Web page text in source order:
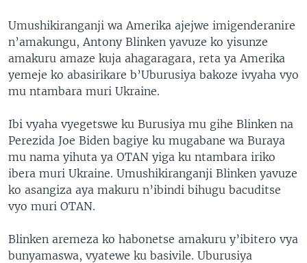
Umushikiranganji wa Amerika ajejwe imigenderanire
n’amakungu, Antony Blinken yavuze ko yisunze
amakuru amaze kuja ahagaragara, reta ya Amerika
yemeje ko abasirikare b’Uburusiya bakoze ivyaha vyo
mu ntambara muri Ukraine.
Ibi vyaha vyegetswe ku Burusiya mu gihe Blinken na
Perezida Joe Biden bagiye ku mugabane wa Buraya
mu nama yihuta ya OTAN yiga ku ntambara iriko
ibera muri Ukraine. Umushikiranganji Blinken yavuze
ko asangiza aya makuru n’ibindi bihugu bacuditse
vyo muri OTAN.
Blinken aremeza ko habonetse amakuru y’ibitero vya
bunyamaswa, vyatewe ku basivile. Uburusiya